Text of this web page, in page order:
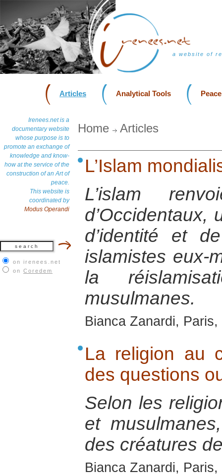
a website of
Articles Analytical Tools
Irenees.net is a
documentary website
whose purpose is to
promote an exchange of
knowledge and know-
how at the service of the
construction of an Art of
peace.
This website is
coordinated by
Modus Operandi
on irenees.net
on Coredem
Home Articles
L’Islam
L’islam
d’Occidentaux,
d’identité et
islamistes eux-
la
musulmanes.
Bianca Zanardi,
La religion au
des questions
Selon les
et
des créatures
Bianca Zanardi,